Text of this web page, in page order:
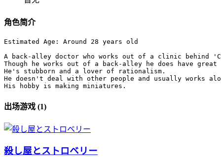
角色简介
Estimated Age: Around 28 years old
A back-alley doctor who works out of a clinic behind
Though he works out of a back-alley he does have
He's stubborn and a lover of rationalism.
He doesn't deal with other people and usually works
His hobby is making miniatures.
出场游戏 (1)
殺し屋とストロベリー